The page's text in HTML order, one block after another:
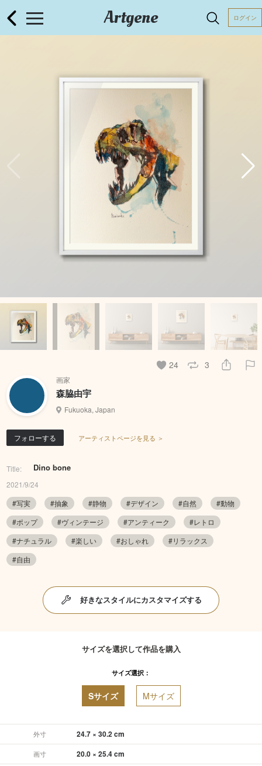
Artgene ログイン
24 3
画家
森脇由宇
Fukuoka, Japan
フォローする アーティストページを見る ＞
Title: Dino bone
2021/9/24
#写実
#抽象 #静物 #デザイン #自然
#動物
#ポップ
#ヴィンテージ #アンティーク
#レトロ
#ナチュラル
#楽しい #おしゃれ
#リラックス
#自由
好きなスタイルにカスタマイズする
サイズを選択して作品を購入
サイズ選択：
Sサイズ Mサイズ
外寸 24.7 × 30.2 cm
画寸 20.0 × 25.4 cm